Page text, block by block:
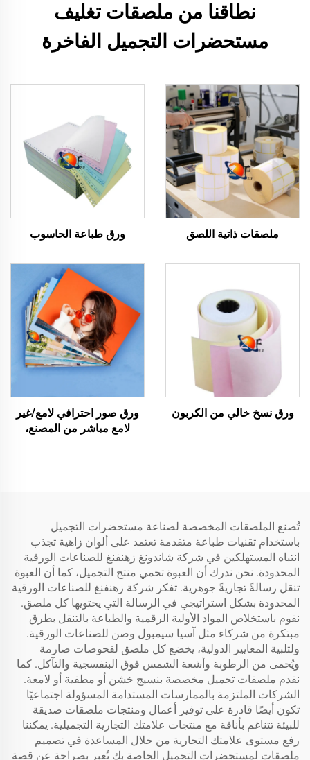
نطاقنا من ملصقات تغليف
مستحضرات التجميل الفاخرة
ملصقات ذاتية اللصق ورق طباعة الحاسوب
ورق نسخ خالي من الكربون
ورق صور احترافي لامع/غير
لامع مباشر من المصنع،
تُصنع الملصقات المخصصة لصناعة مستحضرات التجميل
باستخدام تقنيات طباعة متقدمة تعتمد على ألوان زاهية تجذب
انتباه المستهلكين في شركة شاندونغ زهنفنغ للصناعات الورقية
المحدودة. نحن ندرك أن العبوة تحمي منتج التجميل، كما أن العبوة
تنقل رسالةً تجاريةً جوهرية. تفكر شركة زهنفنغ للصناعات الورقية
المحدودة بشكل استراتيجي في الرسالة التي يحتويها كل ملصق.
نقوم باستخلاص المواد الأولية الرقمية والطباعة بالتنقل بطرق
مبتكرة من شركاء مثل آسيا سيمبول وصن للصناعات الورقية.
ولتلبية المعايير الدولية، يخضع كل ملصق لفحوصات صارمة
ويُحمى من الرطوبة وأشعة الشمس فوق البنفسجية والتآكل. كما
نقدم ملصقات تجميل مخصصة بنسيج خشن أو مطفية أو لامعة.
الشركات الملتزمة بالممارسات المستدامة المسؤولة اجتماعيًا
تكون أيضًا قادرة على توفير أعمال ومنتجات ملصقات صديقة
للبيئة تتناغم بأناقة مع منتجات علامتك التجارية التجميلية. يمكننا
رفع مستوى علامتك التجارية من خلال المساعدة في تصميم
ملصقات لمستحضرات التجميل الخاصة بك تُعبر بصراحة عن قصة